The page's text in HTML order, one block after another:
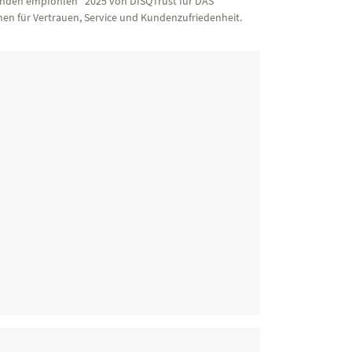
für Vertrauen, Service und Kundenzufriedenheit.